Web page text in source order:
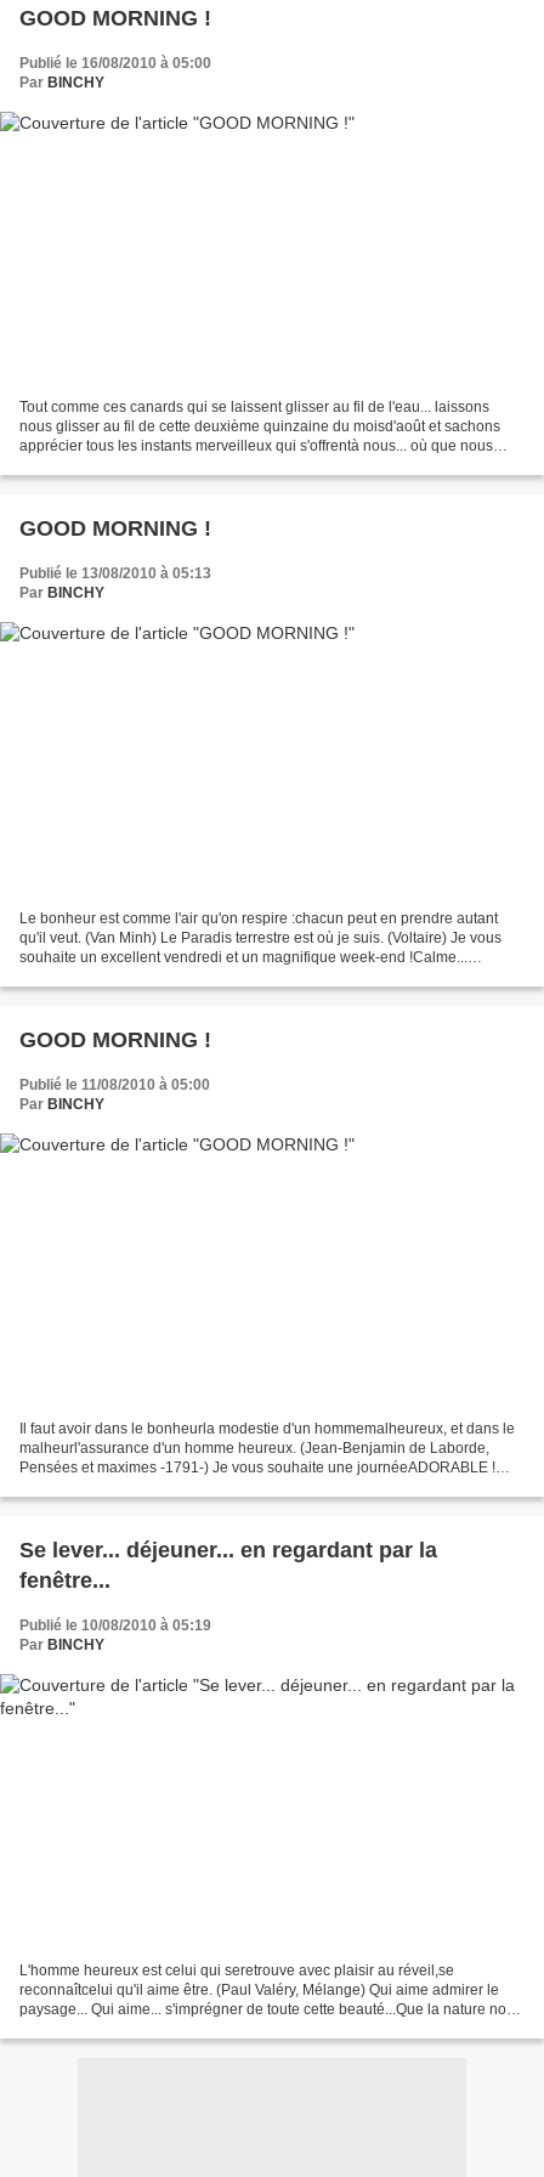
GOOD MORNING !
Publié le 16/08/2010 à 05:00
Par BINCHY
Tout comme ces canards qui se laissent glisser au fil de l'eau... laissons
nous glisser au fil de cette deuxième quinzaine du moisd'août et sachons
apprécier tous les instants merveilleux qui s'offrentà nous... où que nous
GOOD MORNING !
Publié le 13/08/2010 à 05:13
Par BINCHY
Le bonheur est comme l'air qu'on respire :chacun peut en prendre autant
qu'il veut. (Van Minh) Le Paradis terrestre est où je suis. (Voltaire) Je vous
souhaite un excellent vendredi et un magnifique week-end !Calme...
GOOD MORNING !
Publié le 11/08/2010 à 05:00
Par BINCHY
Il faut avoir dans le bonheurla modestie d'un hommemalheureux, et dans le
malheurl'assurance d'un homme heureux. (Jean-Benjamin de Laborde,
Pensées et maximes -1791-) Je vous souhaite une journéeADORABLE !
Se lever... déjeuner... en regardant par la
fenêtre...
Publié le 10/08/2010 à 05:19
Par BINCHY
L'homme heureux est celui qui seretrouve avec plaisir au réveil,se
reconnaîtcelui qu'il aime être. (Paul Valéry, Mélange) Qui aime admirer le
paysage... Qui aime... s'imprégner de toute cette beauté...Que la nature nous